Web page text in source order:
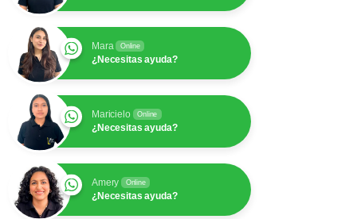
Mara Online
¿Necesitas ayuda?
Maricielo Online
¿Necesitas ayuda?
Amery Online
¿Necesitas ayuda?